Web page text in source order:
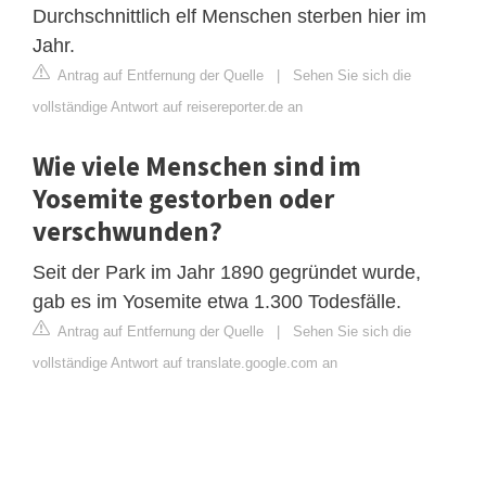
Durchschnittlich elf Menschen sterben hier im
Jahr.
Antrag auf Entfernung der Quelle
Sehen Sie sich die
vollständige Antwort auf reisereporter.de an
Wie viele Menschen sind im
Yosemite gestorben oder
verschwunden?
Seit der Park im Jahr 1890 gegründet wurde,
gab es im Yosemite etwa 1.300 Todesfälle.
Antrag auf Entfernung der Quelle
Sehen Sie sich die
vollständige Antwort auf translate.google.com an